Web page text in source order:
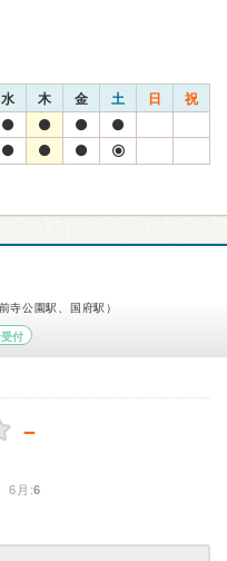
水 木 金 土 日 祝
寺公園駅、国府駅）
付
－
月:6